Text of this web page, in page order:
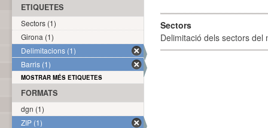
Sectors
Delimitació dels sectors del
ETIQUETES
Sectors (1)
Girona (1)
Delimitacions (1)
Barris (1)
MOSTRAR MÉS ETIQUETES
FORMATS
dgn (1)
ZIP (1)